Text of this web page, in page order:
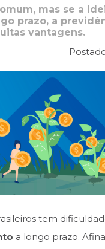
mas se a
prazo, a
vantagens.
tem
a longo prazo.